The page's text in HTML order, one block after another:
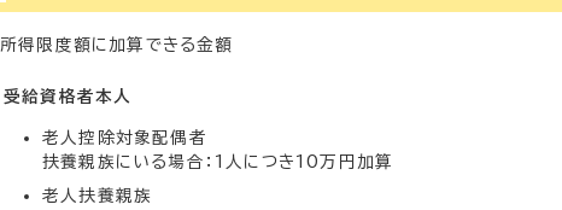
所得限度額に加算できる金額
受給資格者本人
老人控除対象配偶者
扶養親族にいる場合：1人につき10万円加算
老人扶養親族